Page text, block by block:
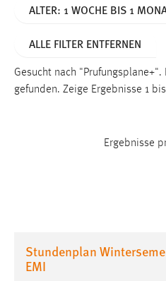
ALTER: 1 WOCHE BIS 1
ALLE FILTER ENTFERNEN
Gesucht nach "Prufungsplane+".
gefunden. Zeige Ergebnisse 1
Ergebnisse
Stundenplan
EMI
cookie_consent
Zweck:
Cookie Laufzeit:
staticfilecache